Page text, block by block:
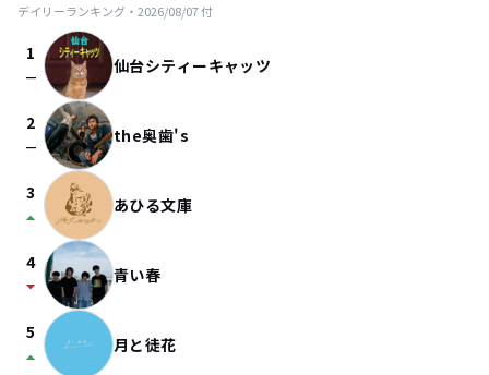
デイリーランキング・ 2026/08/07付
1
check_indeterminate_small 仙台シティーキャッツ
2
check_indeterminate_small the奥歯's
3
arrow_drop_up あひる文庫
4
arrow_drop_down 青い春
5
arrow_drop_up 月と徒花